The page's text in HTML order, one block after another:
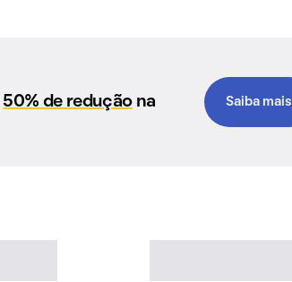
50% de reduçãona
Saiba mais